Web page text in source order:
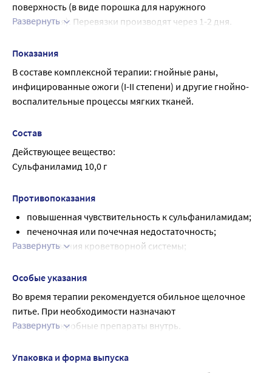
поверхность (в виде порошка для наружного
применения). Перевязки производят через 1-2 дня.
суточная доза 15 г. Детям старше 3 лет - 300 мг - разовая
доза, суточная доза 300 мг.
Развернуть
Показания
В составе комплексной терапии: гнойные раны,
инфицированные ожоги (I-II степени) и другие гнойно-
воспалительные процессы мягких тканей.
Состав
Действующее вещество:
Сульфаниламид 10,0 г
Противопоказания
повышенная чувствительность к сульфаниламидам;
печеночная или почечная недостаточность;
заболевания кроветворной системы;
анемия;
хроническая сердечная недостаточность;
врожденный дефицит глюкозо-6-
фосфатдегидрогеназы;
азотермия;
тиреотоксикоз;
Развернуть
Особые указания
Во время терапии рекомендуется обильное щелочное
питье. При необходимости назначают
противомикробные препараты внутрь.
средствами, механизмами
Учитывая побочные действия лекарственного средства
Развернуть
Упаковка и форма выпуска